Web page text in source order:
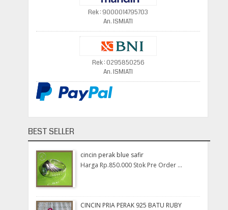
Rek : 9000014795703
An. ISMIATI
Rek : 0295850256
An. ISMIATI
BEST SELLER
cincin perak blue safir
Harga Rp.850.000 Stok Pre Order ...
CINCIN PRIA PERAK 925 BATU RUBY